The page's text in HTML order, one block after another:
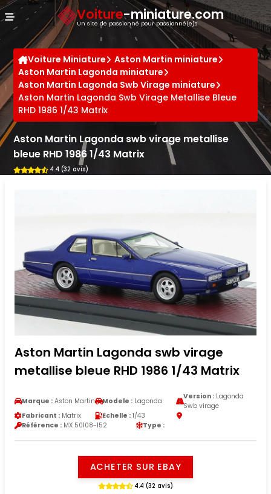
Voiture-miniature.com
Un site de passionné pour passionné(e)s
Voiture Miniature
Aston Martin miniature
Aston Martin Lagonda miniature
Aston Martin Lagonda Swb Virage miniature
Aston Martin Lagonda Swb Virage Metallise Bleue
RHD 1986 1/43 Matrix
Aston Martin Lagonda swb virage metallise
bleue RHD 1986 1/43 Matrix
4.4 (32 avis)
Aston Martin Lagonda swb virage
metallise bleue RHD 1986 1/43 Matrix
Marque : Aston Martin Modele : Lagonda
Version :Lagonda
Swb virage
Fabricant : Matrix Echelle : 1/43
Référence : MX 50108-152 Type :
ACHETER SUR EBAY
4.4 (32 avis)
Panneau de gestion des cookies